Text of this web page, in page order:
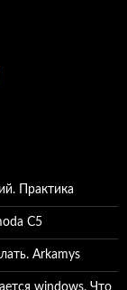
Практика
C5
Arkamys
windows. Что